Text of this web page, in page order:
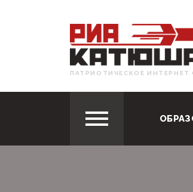
ПАТРИОТИЧЕСКОЕ ИНТЕРНЕТ